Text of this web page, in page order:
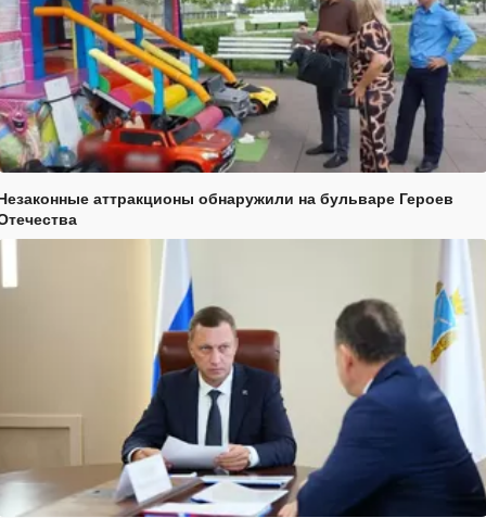
аттракционы обнаружили на бульваре Героев